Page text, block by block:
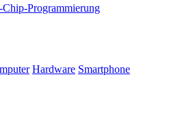
Programmierung
Hardware Smartphone